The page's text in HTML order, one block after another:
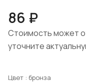
86 ₽
Стоимость может
уточните
Цвет : бронза